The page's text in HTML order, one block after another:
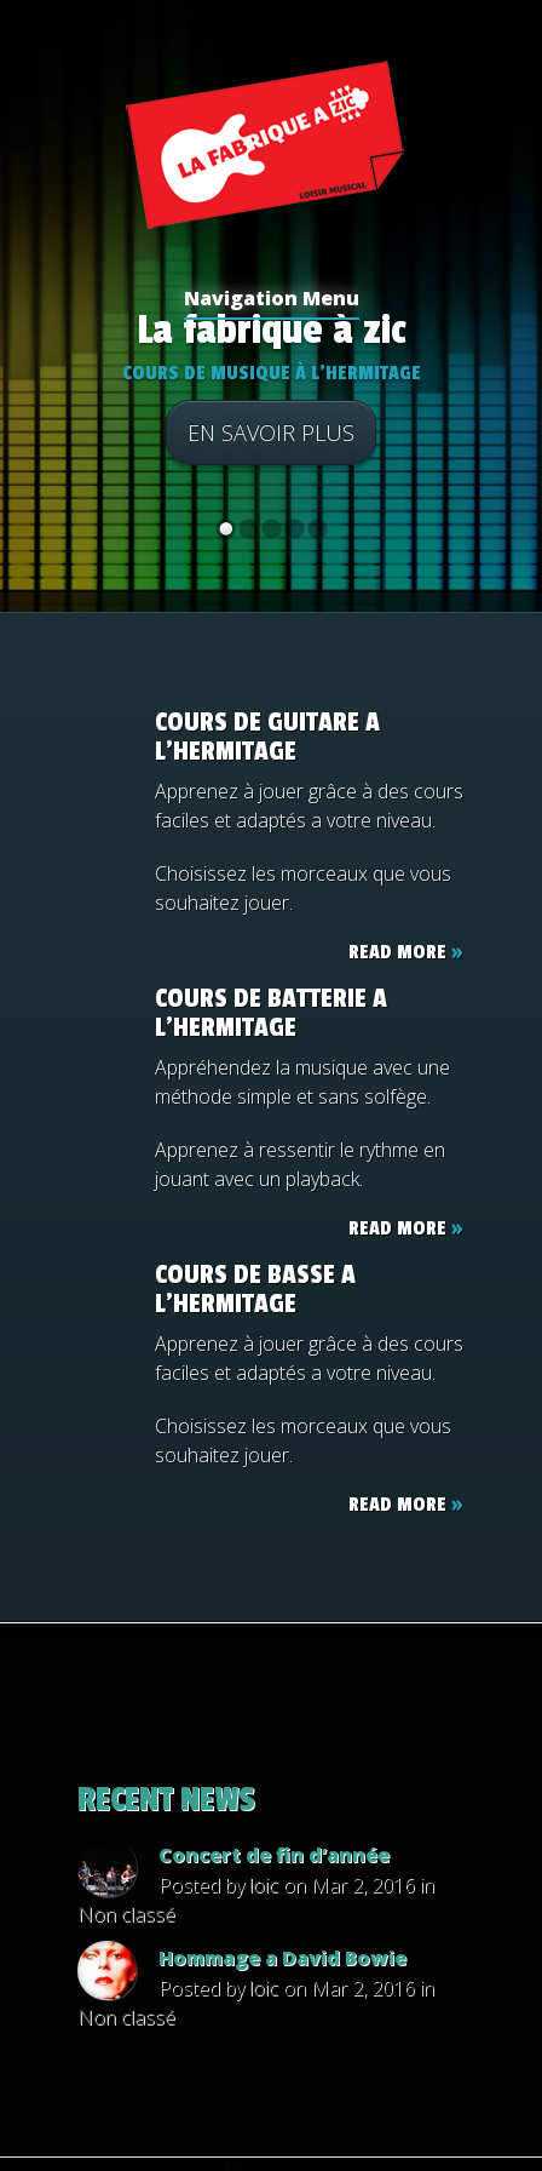
Navigation Menu
La fabrique à zic
COURS DE MUSIQUE À L'HERMITAGE
EN SAVOIR PLUS
COURS DE GUITARE A
L’HERMITAGE
Apprenez à jouer grâce à des cours
faciles et adaptés a votre niveau.
Choisissez les morceaux que vous
souhaitez jouer.
READ MORE »
COURS DE BATTERIE A
L’HERMITAGE
Appréhendez la musique avec une
méthode simple et sans solfège.
Apprenez à ressentir le rythme en
jouant avec un playback.
READ MORE »
COURS DE BASSE A
L’HERMITAGE
Apprenez à jouer grâce à des cours
faciles et adaptés a votre niveau.
Choisissez les morceaux que vous
souhaitez jouer.
READ MORE »
RECENT NEWS
Concert de fin d’année
Posted byloicon Mar 2, 2016 in
Non classé
Hommage a David Bowie
Posted byloicon Mar 2, 2016 in
Non classé